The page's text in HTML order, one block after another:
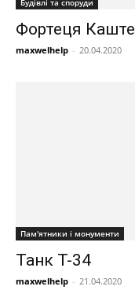
Будівлі та споруди
Фортеця
maxwelhelp - 20.04.2020
Пам'ятники і монументи
Танк Т-34
maxwelhelp - 21.04.2020